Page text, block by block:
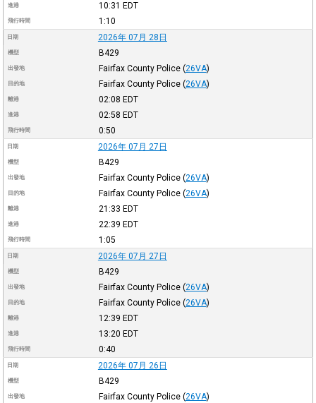
進港 10:31 EDT
飛行時間 1:10
日期 2026年 07月 28日
機型 B429
出發地 Fairfax County Police (26VA)
目的地 Fairfax County Police (26VA)
離港 02:08 EDT
進港 02:58 EDT
飛行時間 0:50
日期 2026年 07月 27日
機型 B429
出發地 Fairfax County Police (26VA)
目的地 Fairfax County Police (26VA)
離港 21:33 EDT
進港 22:39 EDT
飛行時間 1:05
日期 2026年 07月 27日
機型 B429
出發地 Fairfax County Police (26VA)
目的地 Fairfax County Police (26VA)
離港 12:39 EDT
進港 13:20 EDT
飛行時間 0:40
日期 2026年 07月 26日
機型 B429
出發地 Fairfax County Police (26VA)